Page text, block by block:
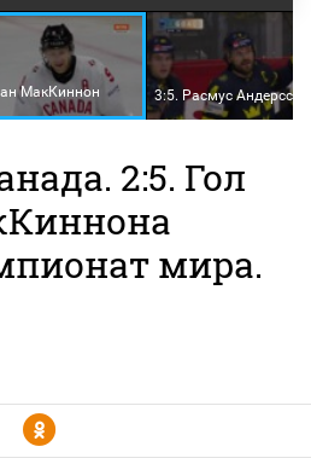
МакКиннон 3:5. Расмус Андерссон
2:5. Гол
мира.
Y